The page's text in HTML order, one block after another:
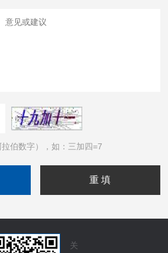
伯数字），如：三加四=7
关